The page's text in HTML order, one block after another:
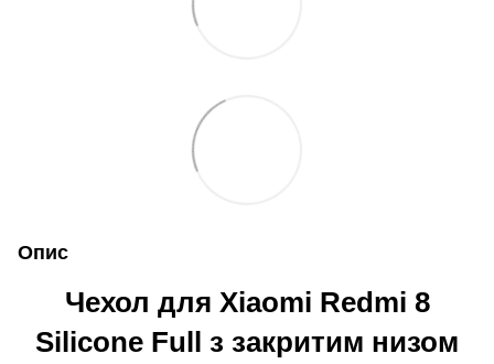
Опис
Чехол для Xiaomi Redmi 8
Silicone Full з закритим низом